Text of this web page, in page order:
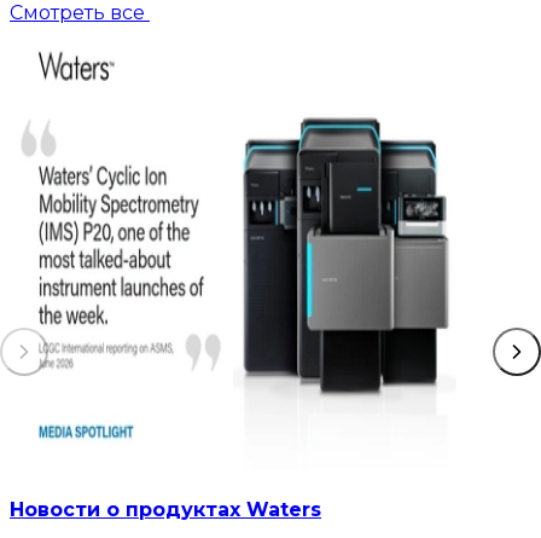
Смотреть все
Новости о продуктах Waters